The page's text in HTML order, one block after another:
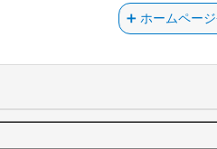
ホームペー